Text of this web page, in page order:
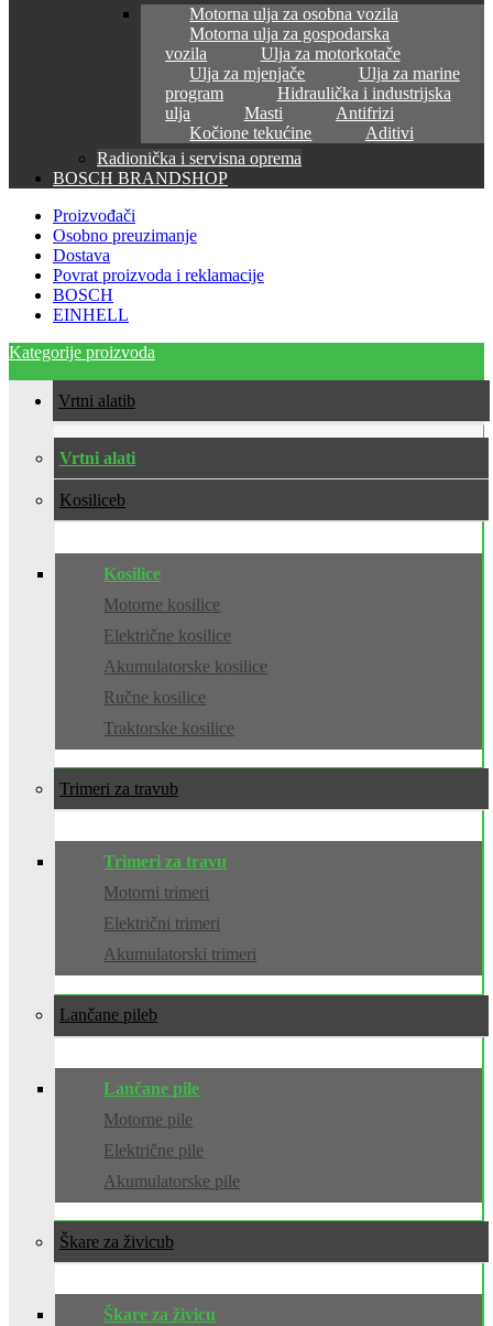
Motorna ulja za osobna vozila
Motorna ulja za gospodarska
vozila
Ulja za motorkotače
Ulja za mjenjače
Ulja za marine
program
Hidraulička i industrijska
ulja
Masti
Antifrizi
Kočione tekućine
Aditivi
Radionička i servisna oprema
BOSCH BRANDSHOP
Proizvođači
Osobno preuzimanje
Dostava
Povrat proizvoda i reklamacije
BOSCH
EINHELL
Kategorije proizvoda
Vrtni alati
Vrtni alati
Kosilice
Kosilice
Motorne kosilice
Električne kosilice
Akumulatorske kosilice
Ručne kosilice
Traktorske kosilice
Trimeri za travu
Trimeri za travu
Motorni trimeri
Električni trimeri
Akumulatorski trimeri
Lančane pile
Lančane pile
Motorne pile
Električne pile
Akumulatorske pile
Škare za živicu
Škare za živicu